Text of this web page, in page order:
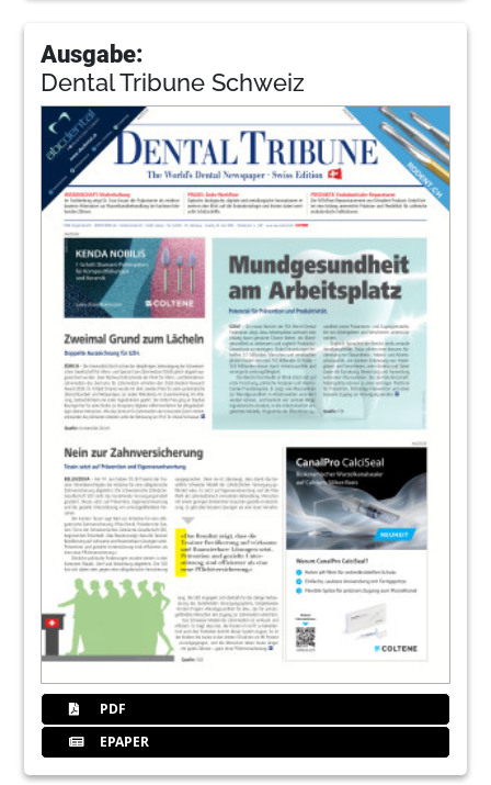
Ausgabe:
Dental Tribune Schweiz
PDF
EPAPER